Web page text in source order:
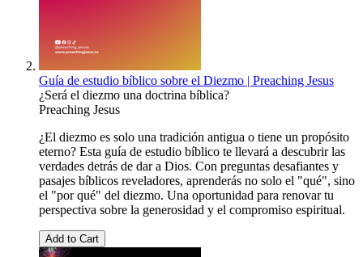
Guía de estudio bíblico sobre el Diezmo | Preaching Jesus
¿Será el diezmo una doctrina bíblica?
Preaching Jesus
¿El diezmo es solo una tradición antigua o tiene un propósito
eterno? Esta guía de estudio bíblico te llevará a descubrir las
verdades detrás de dar a Dios. Con preguntas desafiantes y
pasajes bíblicos reveladores, aprenderás no solo el "qué", sino
el "por qué" del diezmo. Una oportunidad para renovar tu
perspectiva sobre la generosidad y el compromiso espiritual.
Add to Cart